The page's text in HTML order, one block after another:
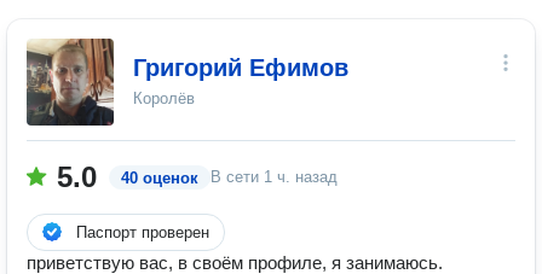
Григорий Ефимов
Королёв
5.0 40 оценок В сети 1 ч. назад
Паспорт проверен
приветствую вас, в своём профиле, я занимаюсь.